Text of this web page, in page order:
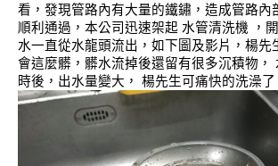
看，發現管路內有大量的鐵鏽，造成管路內
順利通過，本公司迅速架起 水管清洗機 ，
水一直從水龍頭流出，如下圖及影片，楊先
會這麼髒，髒水流掉後還留有很多沉積物，
時後，出水量變大， 楊先生可痛快的洗澡了